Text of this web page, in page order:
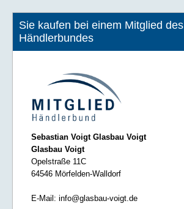
Sie kaufen bei einem Mitglied des
Händlerbundes
Sebastian Voigt Glasbau Voigt
Glasbau Voigt
Opelstraße 11C
64546 Mörfelden-Walldorf
E-Mail: info@glasbau-voigt.de